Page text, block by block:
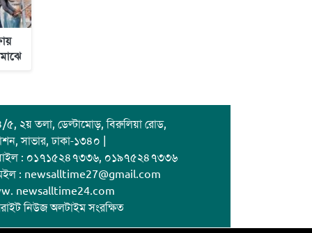
৫, ২য় তলা, ডেল্টামোড়, বিরুলিয়া রোড,
সাভার, ঢাকা-১৩৪০ |
: ০১৭১৫২৪৭৩৩৬, ০১৯৭৫২৪৭৩৩৬
: newsalltime27@gmail.com
newsalltime24.com
নিউজ অলটাইম সংরক্ষিত